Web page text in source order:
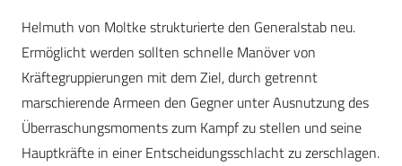
Helmuth von Moltke strukturierte den Generalstab neu.
Ermöglicht werden sollten schnelle Manöver von
Kräftegruppierungen mit dem Ziel, durch getrennt
marschierende Armeen den Gegner unter Ausnutzung des
Überraschungsmoments zum Kampf zu stellen und seine
Hauptkräfte in einer Entscheidungsschlacht zu zerschlagen.